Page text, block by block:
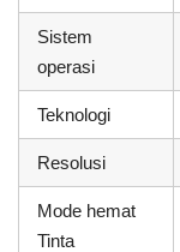
Sistem
operasi
Teknologi
Resolusi
Mode hemat
Tinta